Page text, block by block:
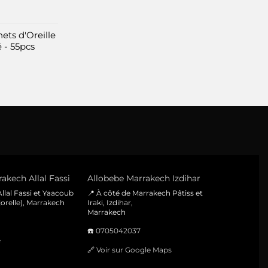
d'Oreille
- 55pcs
Allal Fassi
Fassi et Yaacoub
Marrakech
Allobebe Marrakech Izdihar
📍 À côté de Marrakech Pâtiss et
Iraki, Izdihar,
Marrakech
☎️ 0705042037
🔗 Voir sur Google Maps